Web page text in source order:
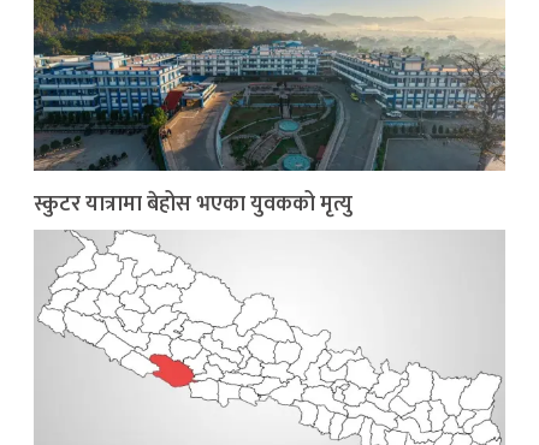
स्कुटर यात्रामा बेहोस भएका युवकको मृत्यु